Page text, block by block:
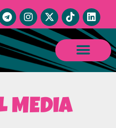
MEDIA